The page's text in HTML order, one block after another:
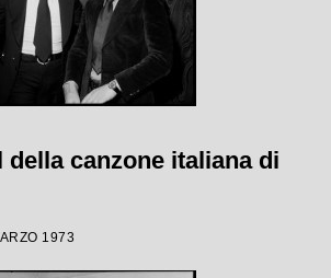
della canzone italiana di
1973